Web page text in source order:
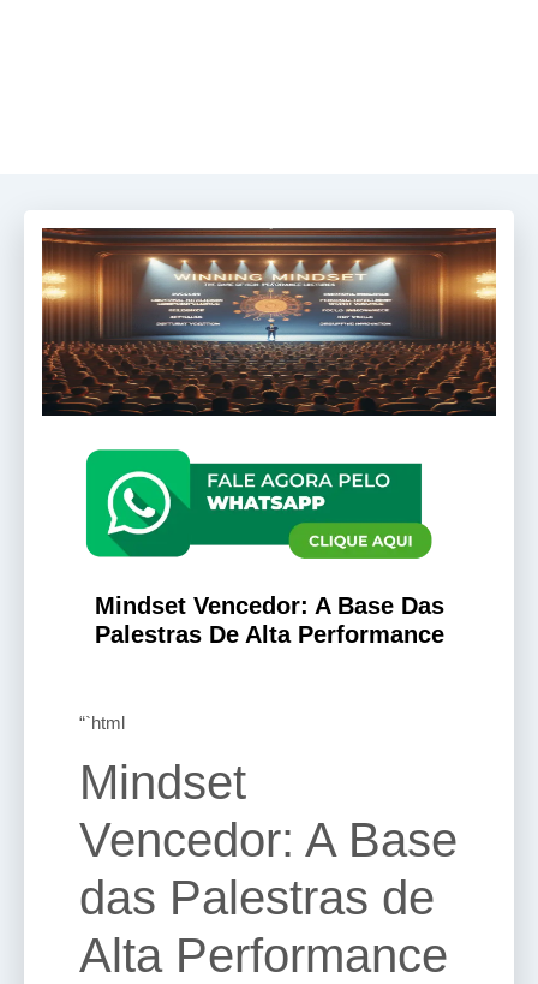
Mindset Vencedor: A Base Das
Palestras De Alta Performance
“`html
Mindset
Vencedor: A Base
das Palestras de
Alta Performance